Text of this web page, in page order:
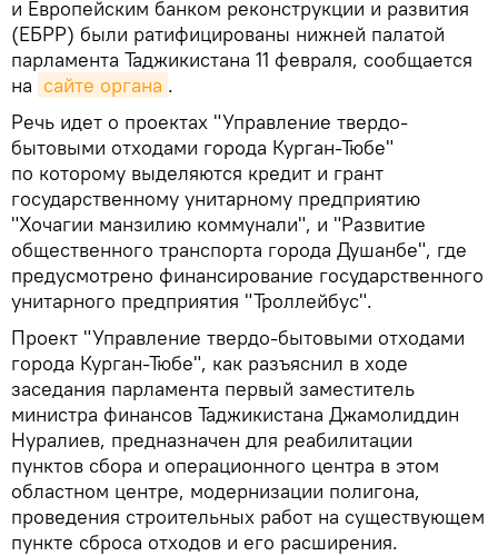
и Европейским банком реконструкции и развития
(ЕБРР) были ратифицированы нижней палатой
парламента Таджикистана 11 февраля, сообщается
на сайте органа .
Речь идет о проектах "Управление твердо-
бытовыми отходами города Курган-Тюбе"
по которому выделяются кредит и грант
государственному унитарному предприятию
"Хочагии манзилию коммунали", и "Развитие
общественного транспорта города Душанбе", где
предусмотрено финансирование государственного
унитарного предприятия "Троллейбус".
Проект "Управление твердо-бытовыми отходами
города Курган-Тюбе", как разъяснил в ходе
заседания парламента первый заместитель
министра финансов Таджикистана Джамолиддин
Нуралиев, предназначен для реабилитации
пунктов сбора и операционного центра в этом
областном центре, модернизации полигона,
проведения строительных работ на существующем
пункте сброса отходов и его расширения.